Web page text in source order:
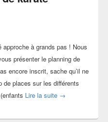
approche à grands pas ! Nous
présenter le planning de
encore inscrit, sache qu’il ne
de places sur les différents
Lire la suite Reprise des
→